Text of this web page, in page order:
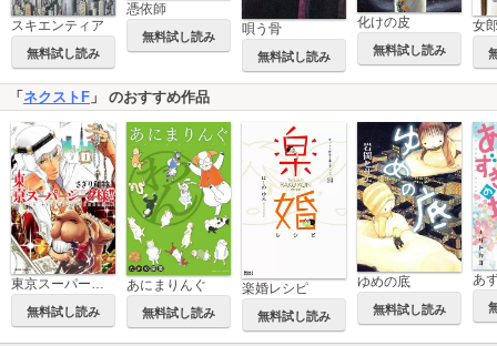
スキエンティア
無料試し読み
憑依師
無料試し読み
唄う骨
無料試し読み
化けの皮
無料試し読み
「 ネクストF 」 のおすすめ作品
無料試し読み
あにまりんぐ
無料試し読み
楽婚レシピ
無料試し読み
ゆめの底
無料試し読み
あ